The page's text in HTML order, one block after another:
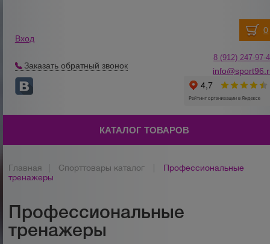
Вход
Заказать обратный звонок
8 (912) 247-97-
КАТАЛОГ ТОВАРОВ
Главная Спорттовары каталог
Профессиональные
тренажеры
Профессиональные
тренажеры